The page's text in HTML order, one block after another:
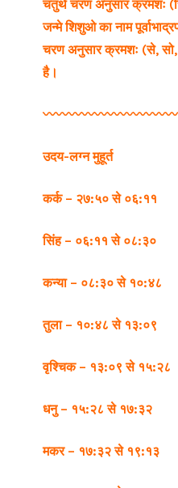
चतुर्थ चरण अनुसार क्रमशः
जन्मे शिशुओ का नाम
चरण अनुसार क्रमशः (से, सो,
है।
〰️〰️〰️〰️〰️〰️〰️〰️〰️〰️
उदय-लग्न मुहूर्त
कर्क – २७:५० से ०६:११
सिंह – ०६:११ से ०८:३०
कन्या – ०८:३० से १०:४८
तुला – १०:४८ से १३:०९
वृश्चिक – १३:०९ से १५:२८
धनु – १५:२८ से १७:३२
मकर – १७:३२ से १९:१३